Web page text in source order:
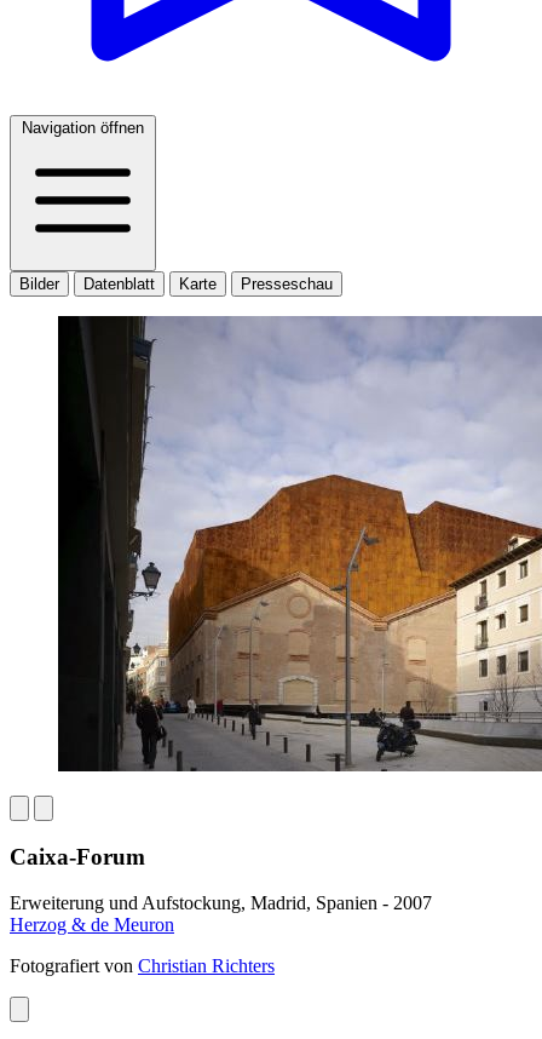
Navigation öffnen
Bilder Datenblatt Karte Presseschau
Caixa-Forum
Erweiterung und Aufstockung, Madrid, Spanien - 2007
Herzog & de Meuron
Fotografiert von Christian Richters